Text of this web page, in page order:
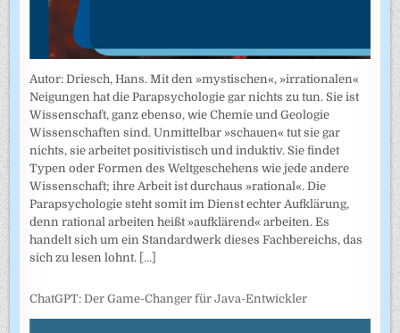
Autor: Driesch, Hans. Mit den »mystischen«, »irrationalen«
Neigungen hat die Parapsychologie gar nichts zu tun. Sie ist
Wissenschaft, ganz ebenso, wie Chemie und Geologie
Wissenschaften sind. Unmittelbar »schauen« tut sie gar
nichts, sie arbeitet positivistisch und induktiv. Sie findet
Typen oder Formen des Weltgeschehens wie jede andere
Wissenschaft; ihre Arbeit ist durchaus »rational«. Die
Parapsychologie steht somit im Dienst echter Aufklärung,
denn rational arbeiten heißt »aufklärend« arbeiten. Es
handelt sich um ein Standardwerk dieses Fachbereichs, das
sich zu lesen lohnt. [...]
ChatGPT: Der Game-Changer für Java-Entwickler